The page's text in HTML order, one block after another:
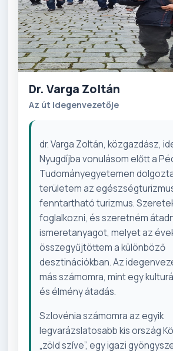
Dr. Varga Zoltán
Az út idegenvezetője
dr. Varga Zoltán, közgazdász,
Nyugdíjba vonulásom előtt a
Tudományegyetemen
területem az
fenntartható turizmus.
foglalkozni, és szeretném
ismeretanyagot, melyet az
összegyűjtöttem a különböző
desztinációkban. Az
más számomra, mint egy
és élmény átadás.
Szlovénia számomra az egyik
legvarázslatosabb kis ország
„zöld szíve”, egy igazi